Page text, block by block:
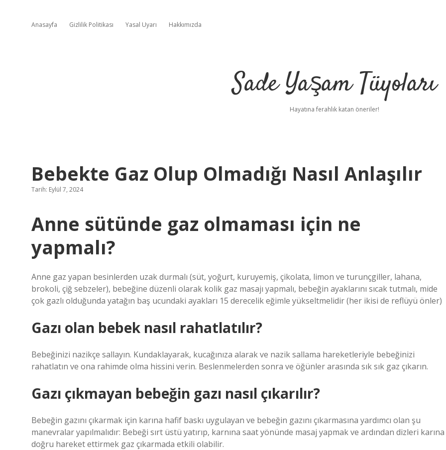
Anasayfa Gizlilik Politikası Yasal Uyarı Hakkımızda
Sade Yaşam Tüyoları
Hayatına ferahlık katan öneriler!
Bebekte Gaz Olup Olmadığı Nasıl Anlaşılır
Tarih: Eylül 7, 2024
Anne sütünde gaz olmaması için ne
yapmalı?
Anne gaz yapan besinlerden uzak durmalı (süt, yoğurt, kuruyemiş, çikolata, limon ve turunçgiller, lahana,
brokoli, çiğ sebzeler), bebeğine düzenli olarak kolik gaz masajı yapmalı, bebeğin ayaklarını sıcak tutmalı, mide
çok gazlı olduğunda yatağın baş ucundaki ayakları 15 derecelik eğimle yükseltmelidir (her ikisi de reflüyü önler)
Gazı olan bebek nasıl rahatlatılır?
Bebeğinizi nazikçe sallayın. Kundaklayarak, kucağınıza alarak ve nazik sallama hareketleriyle bebeğinizi
rahatlatın ve ona rahimde olma hissini verin. Beslenmelerden sonra ve öğünler arasında sık sık gaz çıkarın.
Gazı çıkmayan bebeğin gazı nasıl çıkarılır?
Bebeğin gazını çıkarmak için karına hafif baskı uygulayan ve bebeğin gazını çıkarmasına yardımcı olan şu
manevralar yapılmalıdır: Bebeği sırt üstü yatırıp, karnına saat yönünde masaj yapmak ve ardından dizleri karına
doğru hareket ettirmek gaz çıkarmada etkili olabilir.